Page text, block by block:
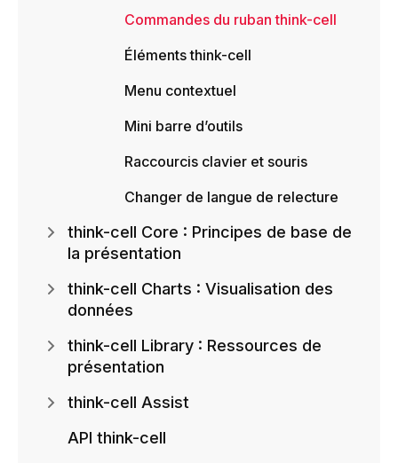
Commandes du ruban think-cell
Éléments think-cell
Menu contextuel
Mini barre d’outils
Raccourcis clavier et souris
Changer de langue de relecture
think-cell Core : Principes de base de
la présentation
think-cell Charts : Visualisation des
données
think-cell Library : Ressources de
présentation
think-cell Assist
API think-cell